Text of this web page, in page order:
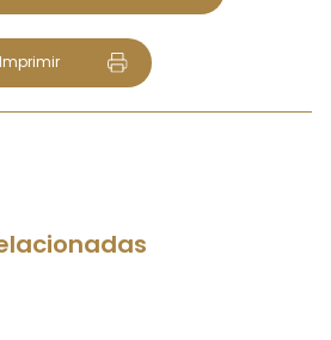
Imprimir